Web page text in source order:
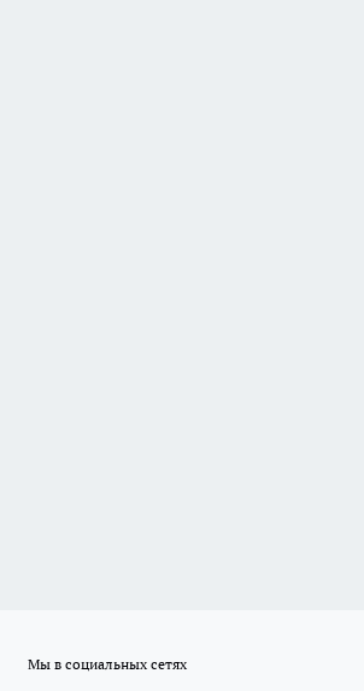
Мы в социальных сетях